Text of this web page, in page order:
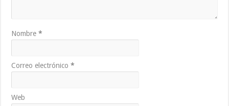
Nombre*
Correo electrónico*
Web